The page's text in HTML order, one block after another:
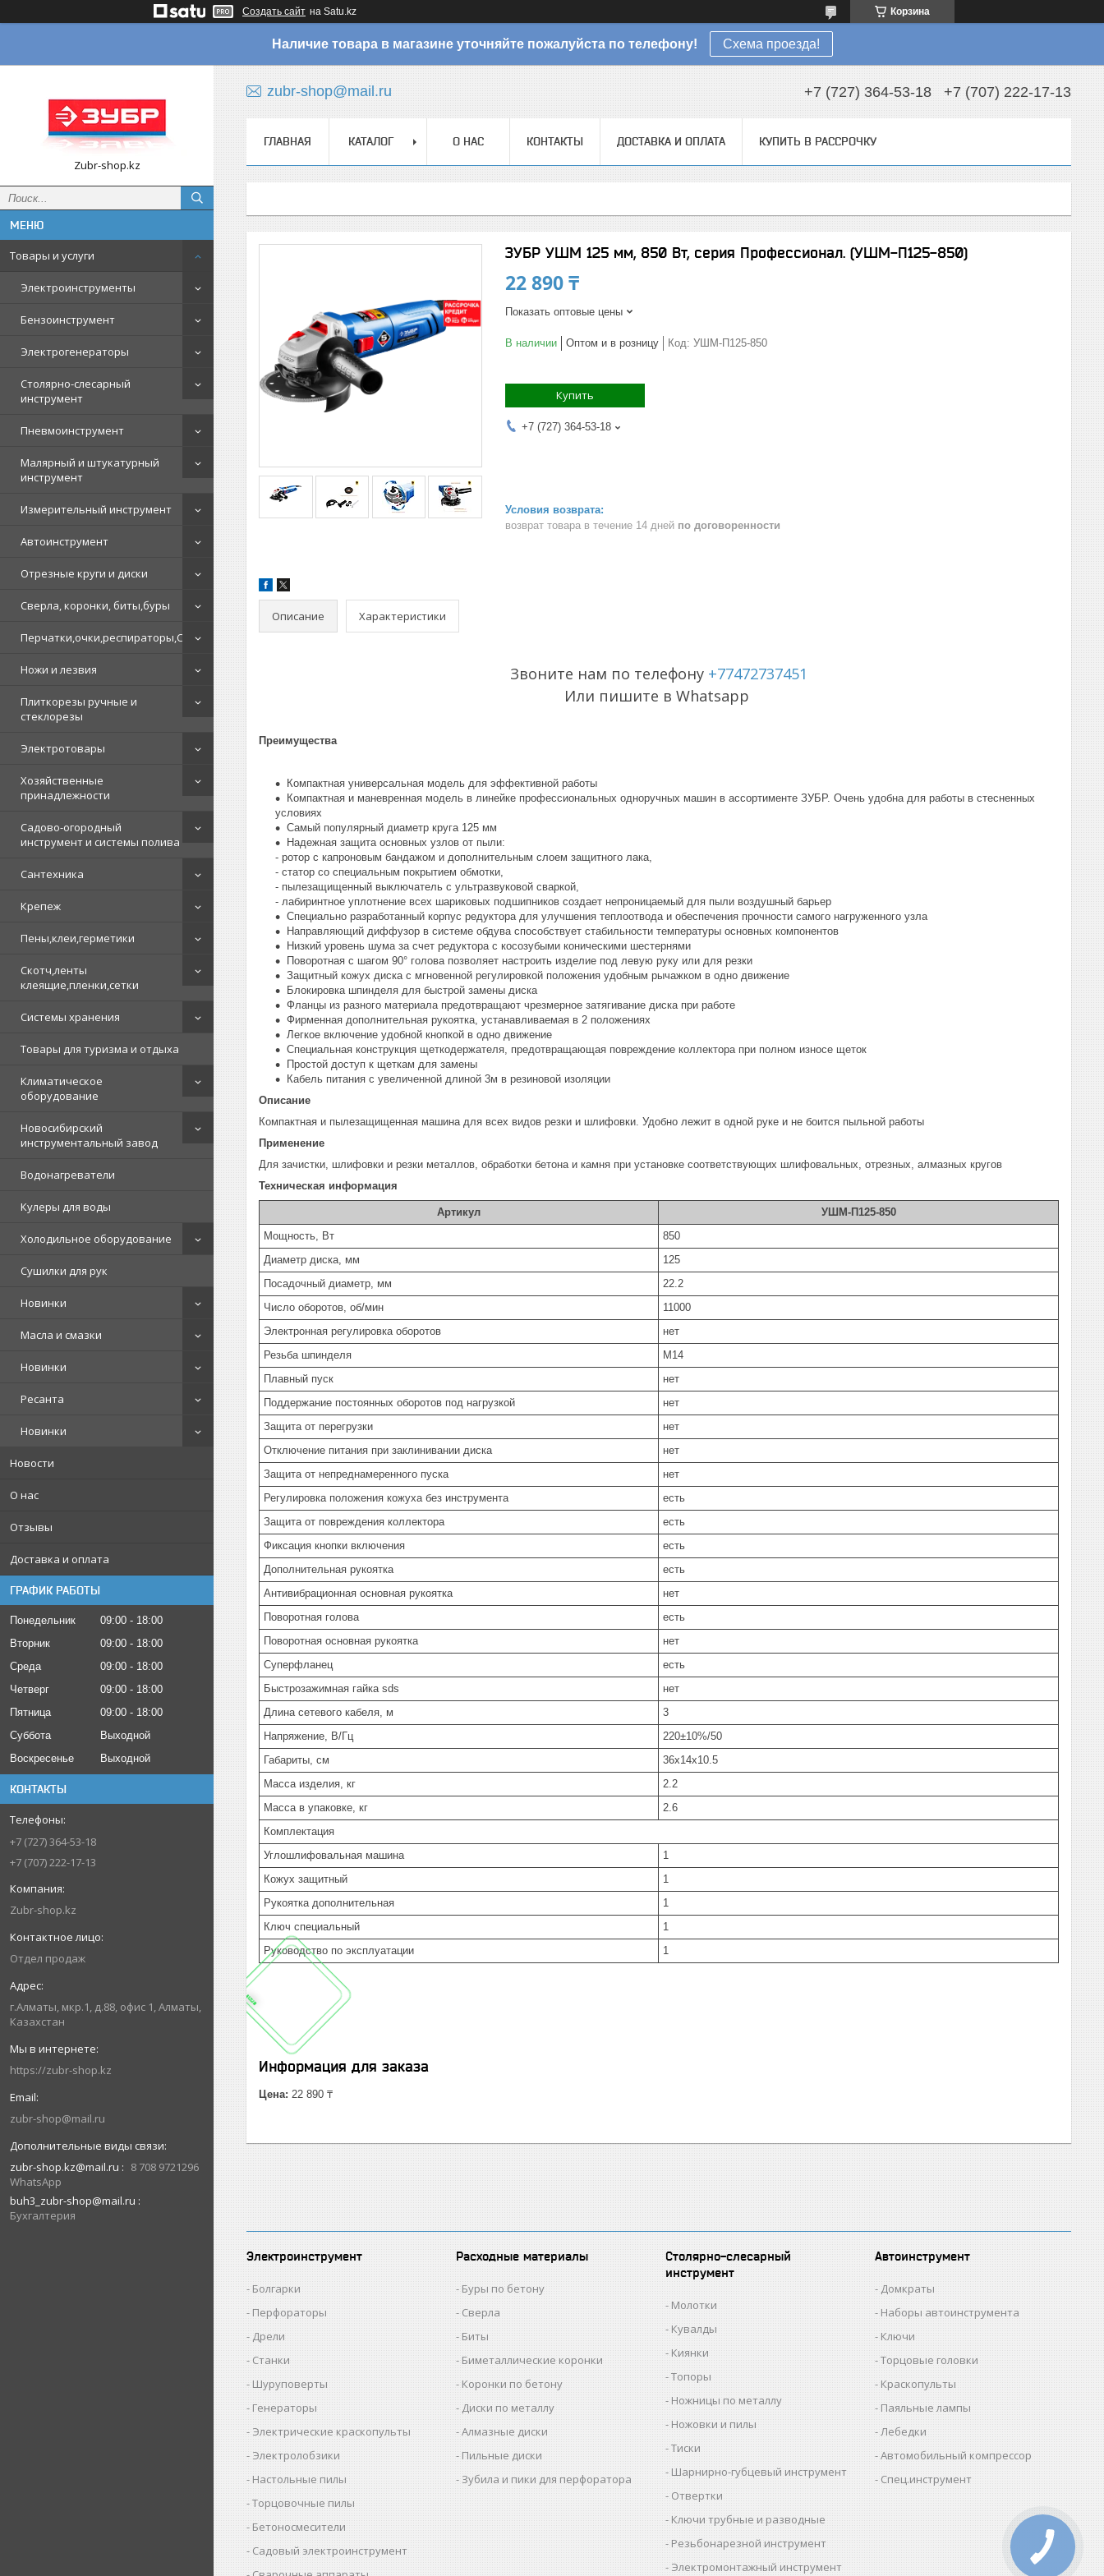
Создать сайт на Satu.kz Корзина
Наличие товара в магазине уточняйте пожалуйста по телефону! Схема проезда!
Zubr-shop.kz
Товары и услуги
Электроинструменты
Бензоинструмент
Электрогенераторы
Столярно-слесарный
инструмент
Пневмоинструмент
Малярный и штукатурный
инструмент
Измерительный инструмент
Автоинструмент
Отрезные круги и диски
Сверла, коронки, биты,буры
Перчатки,очки,респираторы,СИЗ
Ножи и лезвия
Плиткорезы ручные и
стеклорезы
Электротовары
Хозяйственные
принадлежности
Садово-огородный
инструмент и системы полива
Сантехника
Крепеж
Пены,клеи,герметики
Скотч,ленты
клеящие,пленки,сетки
Системы хранения
Товары для туризма и отдыха
Климатическое
оборудование
Новосибирский
инструментальный завод
Водонагреватели
Кулеры для воды
Холодильное оборудование
Сушилки для рук
Новинки
Масла и смазки
Новинки
Ресанта
Новинки
Новости
О нас
Отзывы
Доставка и оплата
ГРАФИК РАБОТЫ
Понедельник 09:00
18:00
Вторник
09:00
18:00
Среда
09:00
18:00
Четверг
09:00
18:00
Пятница
09:00
18:00
Суббота
Выходной
Воскресенье
Выходной
КОНТАКТЫ
+7 (727) 364-53-18
+7 (707) 222-17-13
Zubr-shop.kz
Отдел продаж
г.Алматы, мкр.1, д.88, офис 1, Алматы,
Казахстан
https://zubr-shop.kz
zubr-shop@mail.ru
zubr-shop.kz@mail.ru
8 708 9721296
WhatsApp
buh3_zubr-shop@mail.ru
Бухгалтерия
zubr-shop@mail.ru +7 (727) 364-53-18 +7 (707) 222-17-13
ГЛАВНАЯ КАТАЛОГ О НАС КОНТАКТЫ ДОСТАВКА И ОПЛАТА КУПИТЬ В РАССРОЧКУ
ЗУБР УШМ 125 мм, 850 Вт, серия Профессионал. (УШМ-П125-850)
22 890 ₸
Показать оптовые цены
В наличии Оптом и в розницу Код: УШМ-П125-850
Купить
+7 (727) 364-53-18
возврат товара в течение 14 дней по договоренности
Описание Характеристики
Звоните нам по телефону +77472737451
Или пишите в Whatsapp
Преимущества
Компактная универсальная модель для эффективной работы
Компактная и маневренная модель в линейке профессиональных одноручных машин в ассортименте ЗУБР. Очень удобна для работы в стесненных
условиях
Самый популярный диаметр круга 125 мм
Надежная защита основных узлов от пыли:
- ротор с капроновым бандажом и дополнительным слоем защитного лака,
- статор со специальным покрытием обмотки,
- пылезащищенный выключатель с ультразвуковой сваркой,
- лабиринтное уплотнение всех шариковых подшипников создает непроницаемый для пыли воздушный барьер
Специально разработанный корпус редуктора для улучшения теплоотвода и обеспечения прочности самого нагруженного узла
Направляющий диффузор в системе обдува способствует стабильности температуры основных компонентов
Низкий уровень шума за счет редуктора с косозубыми коническими шестернями
Поворотная с шагом 90° голова позволяет настроить изделие под левую руку или для резки
Защитный кожух диска с мгновенной регулировкой положения удобным рычажком в одно движение
Блокировка шпинделя для быстрой замены диска
Фланцы из разного материала предотвращают чрезмерное затягивание диска при работе
Фирменная дополнительная рукоятка, устанавливаемая в 2 положениях
Легкое включение удобной кнопкой в одно движение
Специальная конструкция щеткодержателя, предотвращающая повреждение коллектора при полном износе щеток
Простой доступ к щеткам для замены
Кабель питания с увеличенной длиной 3м в резиновой изоляции
Описание
Компактная и пылезащищенная машина для всех видов резки и шлифовки. Удобно лежит в одной руке и не боится пыльной работы
Применение
Для зачистки, шлифовки и резки металлов, обработки бетона и камня при установке соответствующих шлифовальных, отрезных, алмазных кругов
Техническая информация
Артикул
УШМ-П125-850
Мощность, Вт
850
Диаметр диска, мм
125
Посадочный диаметр, мм
22.2
Число оборотов, об/мин
11000
Электронная регулировка оборотов
нет
Резьба шпинделя
М14
Плавный пуск
нет
Поддержание постоянных оборотов под нагрузкой
нет
Защита от перегрузки
нет
Отключение питания при заклинивании диска
нет
Защита от непреднамеренного пуска
нет
Регулировка положения кожуха без инструмента
есть
Защита от повреждения коллектора
есть
Фиксация кнопки включения
есть
Дополнительная рукоятка
есть
Антивибрационная основная рукоятка
нет
Поворотная голова
есть
Поворотная основная рукоятка
нет
Суперфланец
есть
Быстрозажимная гайка sds
нет
Длина сетевого кабеля, м
3
Напряжение, В/Гц
220±10%/50
Габариты, см
36x14x10.5
Масса изделия, кг
2.2
Масса в упаковке, кг
2.6
Комплектация
Углошлифовальная машина
1
Кожух защитный
1
Рукоятка дополнительная
1
Ключ специальный
1
Руководство по эксплуатации
1
Информация для заказа
Цена: 22 890 ₸
Электроинструмент
Болгарки
Перфораторы
Дрели
Станки
Шуруповерты
Генераторы
Электрические краскопульты
Электролобзики
Настольные пилы
Торцовочные пилы
Бетоносмесители
Садовый электроинструмент
Расходные материалы
Буры по бетону
Сверла
Биты
Биметаллические коронки
Коронки по бетону
Диски по металлу
Алмазные диски
Пильные диски
Зубила и пики для перфоратора
Столярно-слесарный
инструмент
Молотки
Кувалды
Киянки
Топоры
Ножницы по металлу
Ножовки и пилы
Тиски
Шарнирно-губцевый инструмент
Отвертки
Ключи трубные и разводные
Резьбонарезной инструмент
Электромонтажный инструмент
Автоинструмент
Домкраты
Наборы автоинструмента
Ключи
Торцовые головки
Краскопульты
Паяльные лампы
Лебедки
Автомобильный компрессор
Спец.инструмент